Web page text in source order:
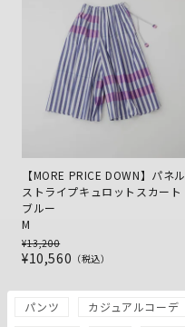
【MORE PRICE DOWN】パネル
ストライプキュロットスカート
ブルー
M
¥13,200
¥10,560 税込
パンツ カジュアルコーデ